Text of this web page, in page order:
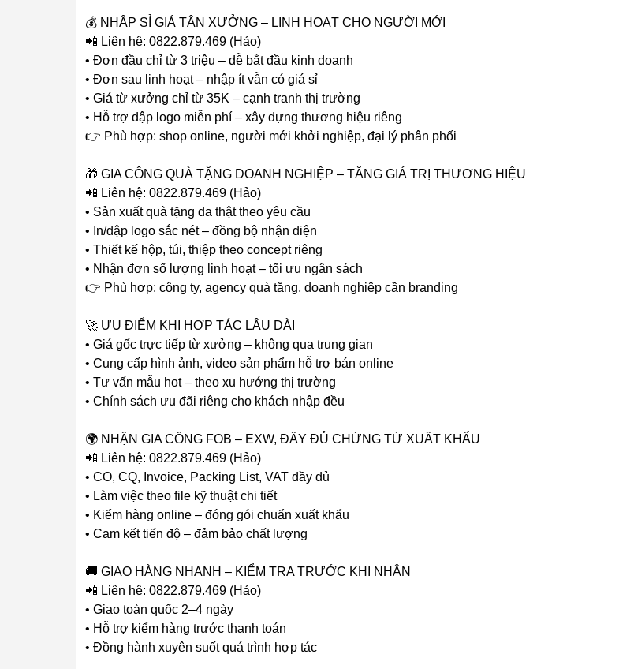
💰 NHẬP SỈ GIÁ TẬN XƯỞNG – LINH HOẠT CHO NGƯỜI MỚI
📲 Liên hệ: 0822.879.469 (Hảo)
• Đơn đầu chỉ từ 3 triệu – dễ bắt đầu kinh doanh
• Đơn sau linh hoạt – nhập ít vẫn có giá sỉ
• Giá từ xưởng chỉ từ 35K – cạnh tranh thị trường
• Hỗ trợ dập logo miễn phí – xây dựng thương hiệu riêng
👉 Phù hợp: shop online, người mới khởi nghiệp, đại lý phân phối
🎁 GIA CÔNG QUÀ TẶNG DOANH NGHIỆP – TĂNG GIÁ TRỊ THƯƠNG HIỆU
📲 Liên hệ: 0822.879.469 (Hảo)
• Sản xuất quà tặng da thật theo yêu cầu
• In/dập logo sắc nét – đồng bộ nhận diện
• Thiết kế hộp, túi, thiệp theo concept riêng
• Nhận đơn số lượng linh hoạt – tối ưu ngân sách
👉 Phù hợp: công ty, agency quà tặng, doanh nghiệp cần branding
🚀 ƯU ĐIỂM KHI HỢP TÁC LÂU DÀI
• Giá gốc trực tiếp từ xưởng – không qua trung gian
• Cung cấp hình ảnh, video sản phẩm hỗ trợ bán online
• Tư vấn mẫu hot – theo xu hướng thị trường
• Chính sách ưu đãi riêng cho khách nhập đều
🌍 NHẬN GIA CÔNG FOB – EXW, ĐẦY ĐỦ CHỨNG TỪ XUẤT KHẨU
📲 Liên hệ: 0822.879.469 (Hảo)
• CO, CQ, Invoice, Packing List, VAT đầy đủ
• Làm việc theo file kỹ thuật chi tiết
• Kiểm hàng online – đóng gói chuẩn xuất khẩu
• Cam kết tiến độ – đảm bảo chất lượng
🚚 GIAO HÀNG NHANH – KIỂM TRA TRƯỚC KHI NHẬN
📲 Liên hệ: 0822.879.469 (Hảo)
• Giao toàn quốc 2–4 ngày
• Hỗ trợ kiểm hàng trước thanh toán
• Đồng hành xuyên suốt quá trình hợp tác